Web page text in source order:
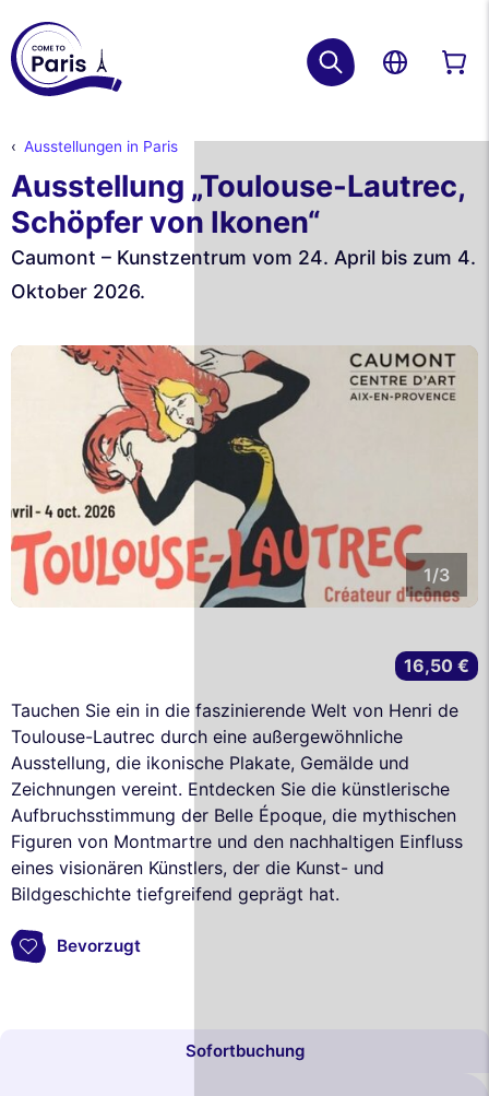
Ausstellungen in Paris
Ausstellung „Toulouse-Lautrec,
Schöpfer von Ikonen“
Caumont – Kunstzentrum vom 24. April bis zum 4.
Oktober 2026.
1/3
Tauchen Sie ein in die faszinierende Welt von Henri de
Toulouse-Lautrec durch eine außergewöhnliche
Ausstellung, die ikonische Plakate, Gemälde und
Zeichnungen vereint. Entdecken Sie die künstlerische
Aufbruchsstimmung der Belle Époque, die mythischen
Figuren von Montmartre und den nachhaltigen Einfluss
eines visionären Künstlers, der die Kunst- und
Bildgeschichte tiefgreifend geprägt hat.
Bevorzugt
16,50 €
Sofortbuchung